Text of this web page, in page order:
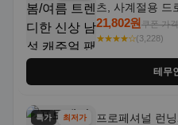
츠, 사계절용 드
국 스타일, 활용
목 바지
21,802원쿠폰 가격
★★★★☆(3,228)
테무
특가 최저가
프로페셔널 런